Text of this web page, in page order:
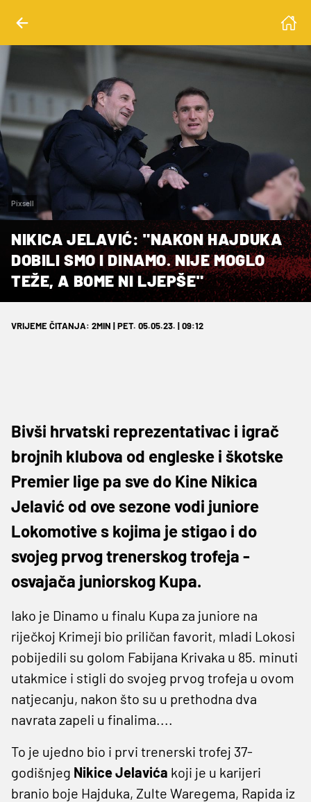
Pixsell
NIKICA JELAVIĆ: "NAKON HAJDUKA
DOBILI SMO I DINAMO. NIJE MOGLO
TEŽE, A BOME NI LJEPŠE"
VRIJEME ČITANJA: 2MIN | PET. 05.05.23. | 09:12
Bivši hrvatski reprezentativac i igrač
brojnih klubova od engleske i škotske
Premier lige pa sve do Kine Nikica
Jelavić od ove sezone vodi juniore
Lokomotive s kojima je stigao i do
svojeg prvog trenerskog trofeja -
osvajača juniorskog Kupa.
Iako je Dinamo u finalu Kupa za juniore na
riječkoj Krimeji bio priličan favorit, mladi Lokosi
pobijedili su golom Fabijana Krivaka u 85. minuti
utakmice i stigli do svojeg prvog trofeja u ovom
natjecanju, nakon što su u prethodna dva
navrata zapeli u finalima....
To je ujedno bio i prvi trenerski trofej 37-
godišnjeg Nikice Jelavića koji je u karijeri
branio boje Hajduka, Zulte Waregema, Rapida iz